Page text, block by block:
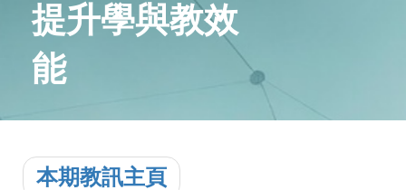
提升學與教效
能
本期教訊主頁